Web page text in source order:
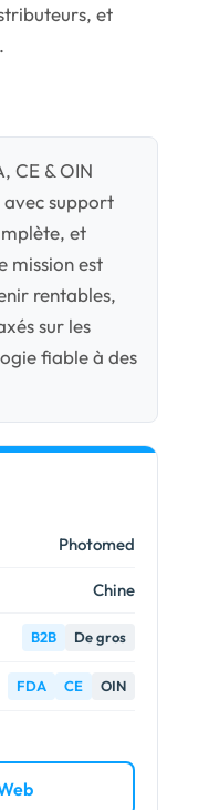
et
CE & OIN
avec support
et
mission est
rentables,
sur les
fiable à des
Photomed
Chine
B2B De gros
FDA CE OIN